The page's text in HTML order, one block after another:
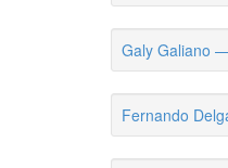
Galy Galiano
Fernando